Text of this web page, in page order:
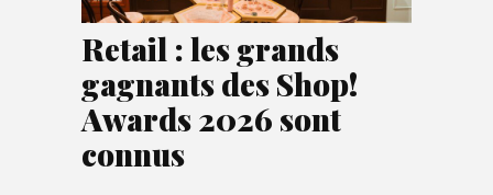
Retail : les grands
gagnants des Shop!
Awards 2026 sont
connus